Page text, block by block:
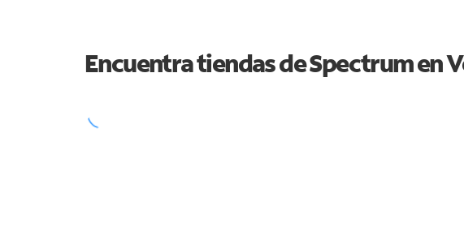
Encuentra tiendas de Spectrum en